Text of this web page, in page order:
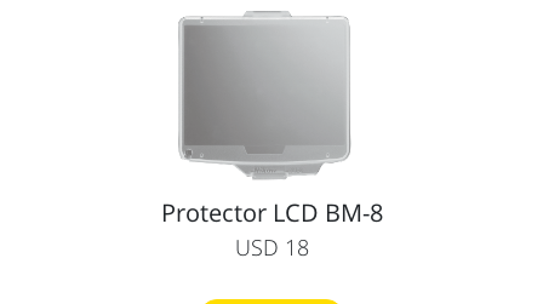
Protector LCD BM-8
USD 18